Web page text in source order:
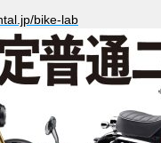
bike-lab